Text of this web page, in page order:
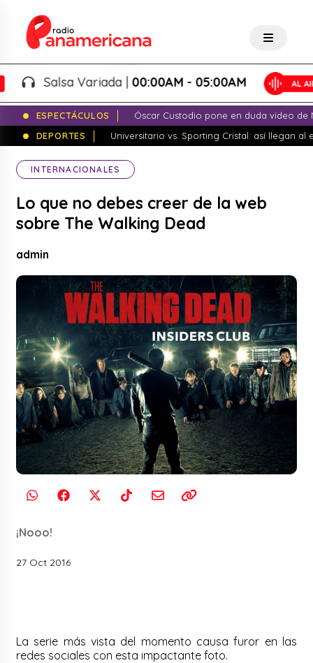
Salsa Variada |00:00AM - 05:00AM
ESPECTÁCULOS
Óscar Custodio pone en duda video de
DEPORTES
Universitario vs. Sporting Cristal: así llegan al
INTERNACIONALES
Lo que no debes creer de la web
sobre The Walking Dead
admin
¡Nooo!
27 Oct 2016
La serie más vista del momento causa furor en las
redes sociales con esta impactante foto.